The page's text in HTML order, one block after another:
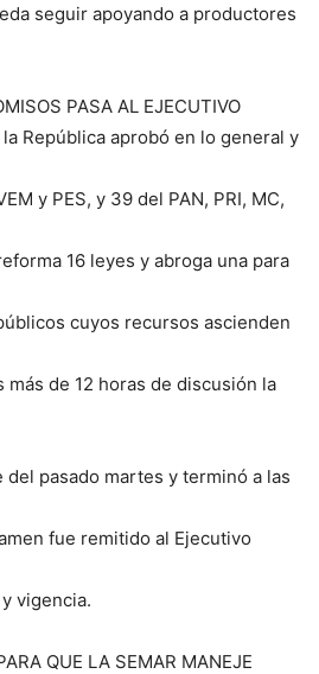
seguir apoyando a productores
PASA AL EJECUTIVO
República aprobó en lo general y
y PES, y 39 del PAN, PRI, MC,
16 leyes y abroga una para
cuyos recursos ascienden
más de 12 horas de discusión la
pasado martes y terminó a las
fue remitido al Ejecutivo
vigencia.
QUE LA SEMAR MANEJE